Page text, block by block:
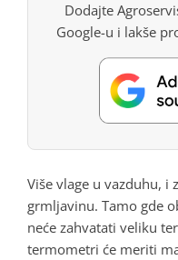
Dodajte
Google-u i lakše
Više vlage u vazduhu, i
grmljavinu. Tamo gde
neće zahvatati veliku
termometri će meriti